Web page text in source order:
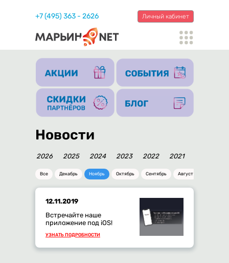
+7 (495) 363 - 2626 Личный кабинет
Новости
2026 2025 2024 2023 2022 2021
Все Декабрь Ноябрь Октябрь Сентябрь Август
12.11.2019
Встречайте наше
приложение под iOS!
УЗНАТЬ ПОДРОБНОСТИ